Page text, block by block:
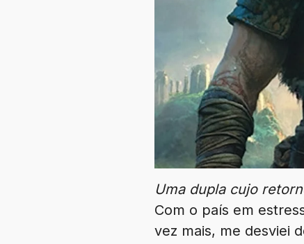
Uma dupla cujo
Com o país em
vez mais, me desviei